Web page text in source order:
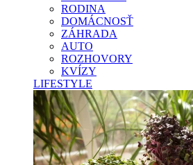
RODINA
DOMÁCNOSŤ
ZÁHRADA
AUTO
ROZHOVORY
KVÍZY
LIFESTYLE